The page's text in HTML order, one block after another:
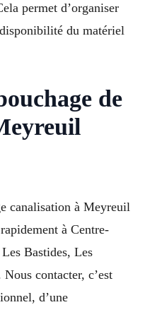
permet d’organiser
du matériel
de
canalisation à Meyreuil
à Centre-
Bastides, Les
contacter, c’est
d’une